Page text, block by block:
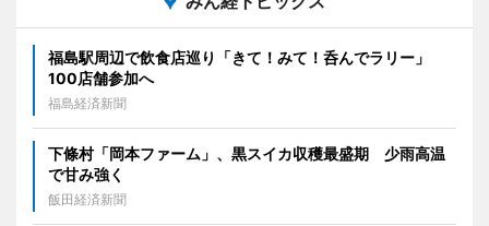
福島駅周辺で飲食店巡り「きて！みて！呑んでラリー」
100店舗参加へ
福島経済新聞
下條村「岡本ファーム」、黒スイカ収穫最盛期 少雨高温
で甘み強く
飯田経済新聞